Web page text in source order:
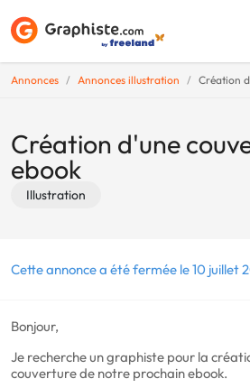
Annonces Annonces illustration Création
Création d'une
ebook
Illustration
Cette annonce a été fermée le 10 juillet
Bonjour,
Je recherche un graphiste pour la
couverture de notre prochain ebook.